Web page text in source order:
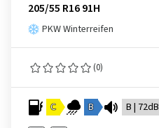
205/55 R16 91H
PKW Winterreifen
(0)
C B B | 72dB